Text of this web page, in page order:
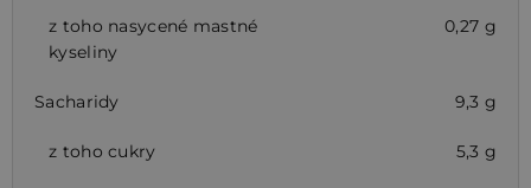
z toho nasycené mastné
kyseliny
0,27 g
Sacharidy 9,3 g
z toho cukry 5,3 g